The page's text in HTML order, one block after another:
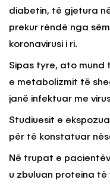
diabetin, të gjetura
prekur rëndë nga
koronavirusi i ri.
Sipas tyre, ato mund
e metabolizmit të
janë infektuar me
Studiuesit e
për të konstatuar
Në trupat e
u zbuluan proteina të